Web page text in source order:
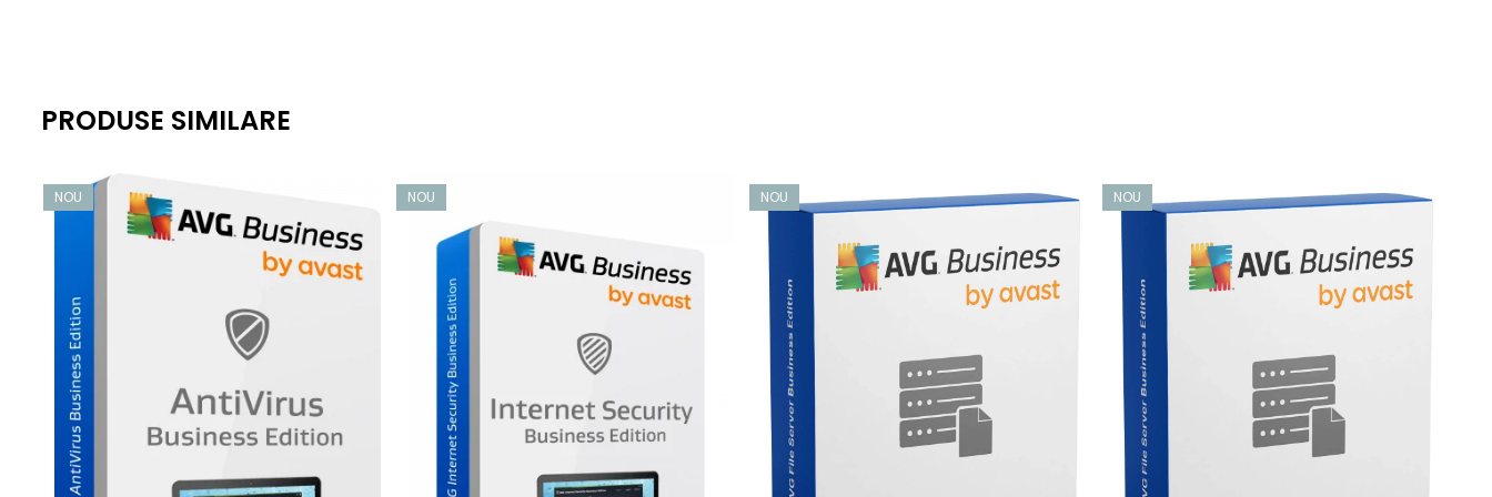
Pachete de distribuție
Componentele software-ului antivirus Linux includ DEB pentru sistemele Debian (Ubuntu) și RPM pentru sistemele RedHat/SUSE, care sunt distribuite ca pachete software standard.
De asemenea, sunt furnizate depozite de software, astfel încât toate instrumentele standard de gestionare a sistemului pot fi utilizate pentru a menține programele Avast
Business la zi.
Actualizări în flux continuu
Dacă este activat, serviciul de scanare stabilește o conexiune permanentă la rețea cu cloud-ul Avast și preia actualizările definițiilor virusurilor imediat ce acestea sunt lansate.
Actualizările în flux continuu completează actualizările regulate ale bazei de date de viruși, astfel încât să fiți întotdeauna protejat.
PRODUSE SIMILARE
NOU NOU NOU NOU